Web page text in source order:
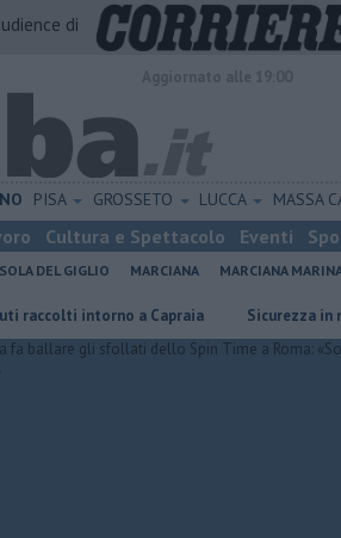
di
PISA GROSSETO LUCCA MASSA
Cultura e Spettacolo Eventi
DEL GIGLIO MARCIANA MARCIANA
intorno a Capraia Sicurezza in mare,